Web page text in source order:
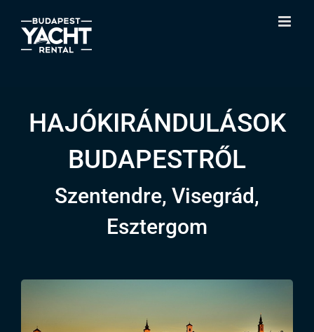
content
HAJÓKIRÁNDULÁSOK
BUDAPESTRŐL
Szentendre, Visegrád,
Esztergom